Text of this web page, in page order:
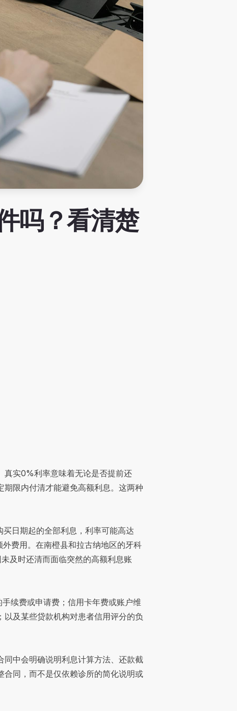
吗？看清楚
真实0%利率意味着无论是否提前还
限内付清才能避免高额利息。这两种
日期起的全部利息，利率可能高达
费用。在南橙县和拉古纳地区的牙科
及时还清而面临突然的高额利息账
续费或申请费；信用卡年费或账户维
及某些贷款机构对患者信用评分的负
中会明确说明利息计算方法、还款截
同，而不是仅依赖诊所的简化说明或